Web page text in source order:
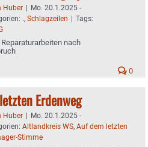
Huber | Mo. 20.1.2025 -
., Schlagzeilen | Tags:
nach
0
Erdenweg
Huber | Mo. 20.1.2025 -
Altlandkreis WS, Auf dem letzten
Stimme